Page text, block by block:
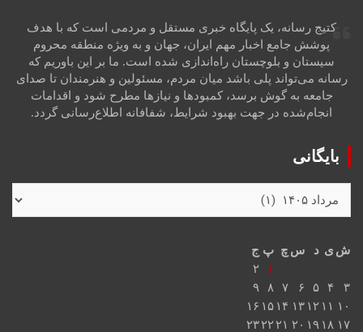
کتیج رسانه، یک پایگاه خبری مستقل و مردمی است که با هدف
پوشش جامع اخبار مهم ایران، جهان و به ویژه منطقه محروم
سیستان و بلوچستان راه‌اندازی شده است. ما بر این باوریم که
رسانه می‌تواند پلی باشد میان مردم، مسئولین و هنرمندان تا صدای
جامعه به گوش برسد، کمبودها و نیازها مطرح شود و اقدامات
انجام‌شده در جهت بهبود شرایط، شفافانه اطلاع‌رسانی گردد.
بایگانی
شی د س چ پ ج
۱
۲
۳
۴ ۵ ۶ ۷ ۸
۹
۱۰ ۱۱ ۱۲ ۱۳ ۱۴ ۱۵ ۱۶
۱۷ ۱۸ ۱۹ ۲۰ ۲۱ ۲۲۲۳